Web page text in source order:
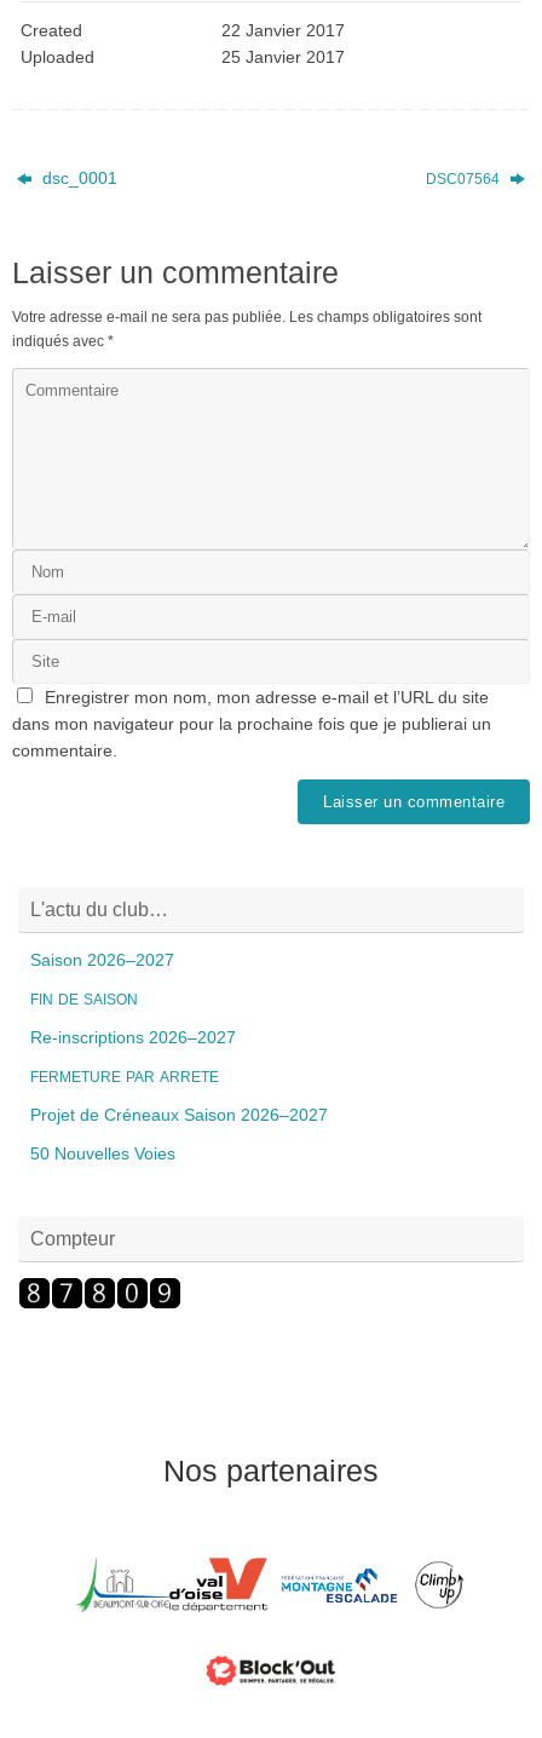
Created
22 Janvier 2017
Uploaded
25 Janvier 2017
dsc_0001 DSC07564
Laisser un commentaire
Votre adresse e-mail ne sera pas publiée. Les champs obligatoires sont
indiqués avec *
Enregistrer mon nom, mon adresse e-mail et l’URL du site
dans mon navigateur pour la prochaine fois que je publierai un
commentaire.
L'actu du club…
Saison 2026–2027
FIN DE SAISON
Re-inscriptions 2026–2027
FERMETURE PAR ARRETE
Projet de Créneaux Saison 2026–2027
50 Nouvelles Voies
Compteur
Nos partenaires